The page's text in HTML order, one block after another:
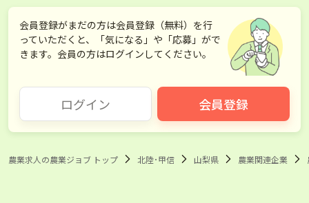
会員登録がまだの方は会員登録（無料）を行
っていただくと、「気になる」や「応募」がで
きます。会員の方はログインしてください。
ログイン 会員登録
農業求人の農業ジョブ トップ 北陸･甲信 山梨県 農業関連企業